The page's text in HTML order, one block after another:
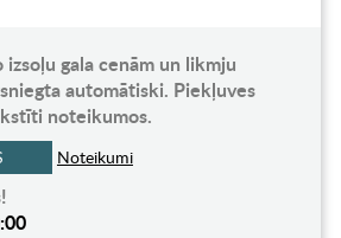
gala cenām un likmju
automātiski. Piekļuves
noteikumos.
Noteikumi